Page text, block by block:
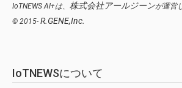
IoTNEWS AI+は、 株式会社アールジーンが運営
© 2015- R.GENE,Inc.
IoTNEWSについて